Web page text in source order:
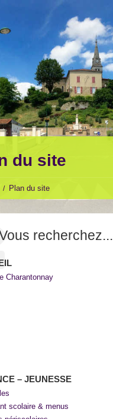
du site
Plan du site
recherchez...
Charantonnay
– JEUNESSE
scolaire & menus